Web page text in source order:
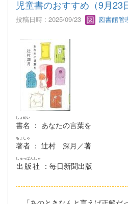
児童書のおすすめ（9月23
投稿日時 : 2025/09/23 図書館管
書名
しょめい
： あなたの言葉を
著者
ちょしゃ
： 辻村 深月／著
出版社
しゅっぱんしゃ
：毎日新聞出版